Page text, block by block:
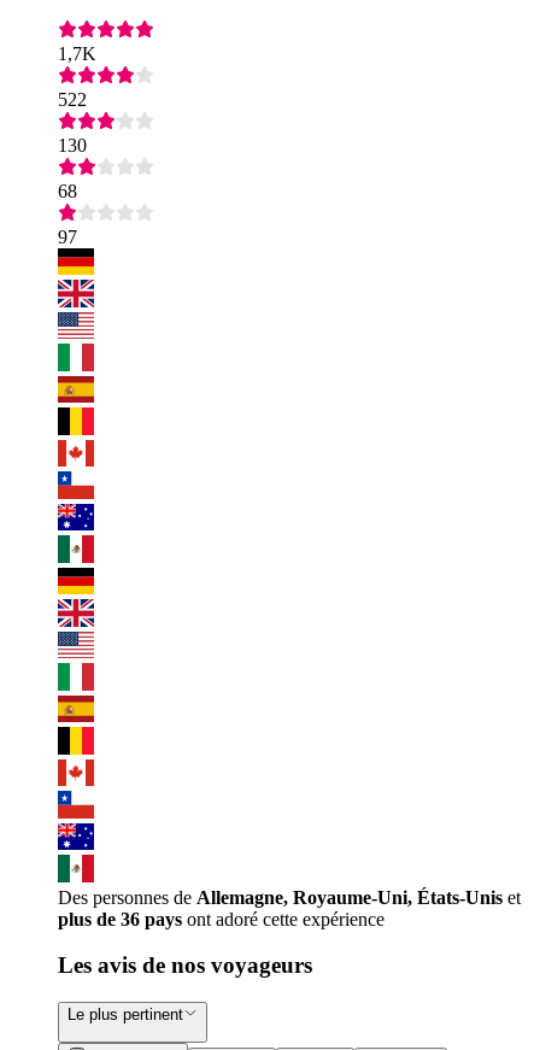
1,7K
522
130
68
97
Des personnes de Allemagne, Royaume-Uni, États-Unis et
plus de 36 pays ont adoré cette expérience
Les avis de nos voyageurs
Le plus pertinent